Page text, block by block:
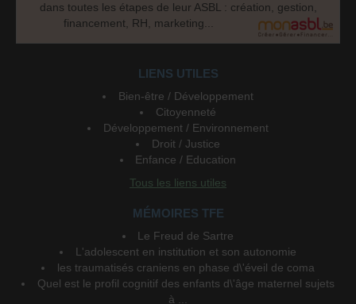
dans toutes les étapes de leur ASBL : création, gestion,
financement, RH, marketing...
LIENS UTILES
Bien-être / Développement
Citoyenneté
Développement / Environnement
Droit / Justice
Enfance / Education
Tous les liens utiles
MÉMOIRES TFE
Le Freud de Sartre
L'adolescent en institution et son autonomie
les traumatisés craniens en phase d\'éveil de coma
Quel est le profil cognitif des enfants d\'âge maternel sujets
à ...